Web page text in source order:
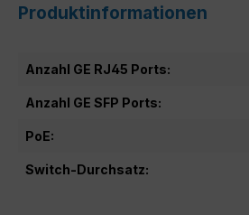
Produktinformationen
Anzahl GE RJ45 Ports:
Anzahl GE SFP Ports:
PoE:
Switch-Durchsatz: